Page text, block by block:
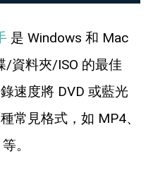
是 Windows 和 Mac
/資料夾/ISO 的最佳
速度將 DVD 或藍光
常見格式，如 MP4、
。